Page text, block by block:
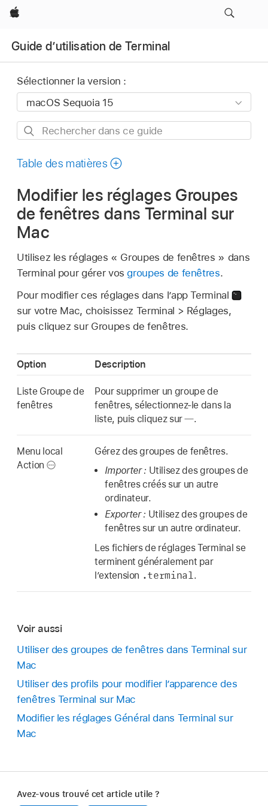
Apple
Guide d’utilisation de Terminal
Sélectionner la version :
Rechercher
ce
Table des matières
Modifier les réglages Groupes
de fenêtres dans Terminal sur
Mac
Utilisez les réglages « Groupes de fenêtres » dans
Terminal pour gérer vosgroupes de fenêtres.
Pour modifier ces réglages dans l’app Terminal
sur votre Mac, choisissez Terminal > Réglages,
puis cliquez sur Groupes de fenêtres.
Option Description
Liste Groupe de
fenêtres
Pour supprimer un groupe de
fenêtres, sélectionnez-le dans la
liste, puis cliquez sur
.
Menu local
Action
Gérez des groupes de fenêtres.
Importer : Utilisez des groupes de
fenêtres créés sur un autre
ordinateur.
Exporter : Utilisez des groupes de
fenêtres sur un autre ordinateur.
Les fichiers de réglages Terminal se
terminent généralement par
l’extension .terminal .
Voir aussi
Utiliser des groupes de fenêtres dans Terminal sur
Mac
Utiliser des profils pour modifier l’apparence des
fenêtres Terminal sur Mac
Modifier les réglages Général dans Terminal sur
Mac
Avez-vous trouvé cet article utile ?